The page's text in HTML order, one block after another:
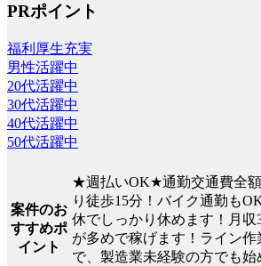
PRポイント
福利厚生充実
男性活躍中
20代活躍中
30代活躍中
40代活躍中
50代活躍中
案件のお
すすめポ
イント
★週払いOK★通勤交通費全
り徒歩15分！バイク通勤も
休でしっかり休めます！月収
が多めで稼げます！ライン
で、製造業未経験の方でも